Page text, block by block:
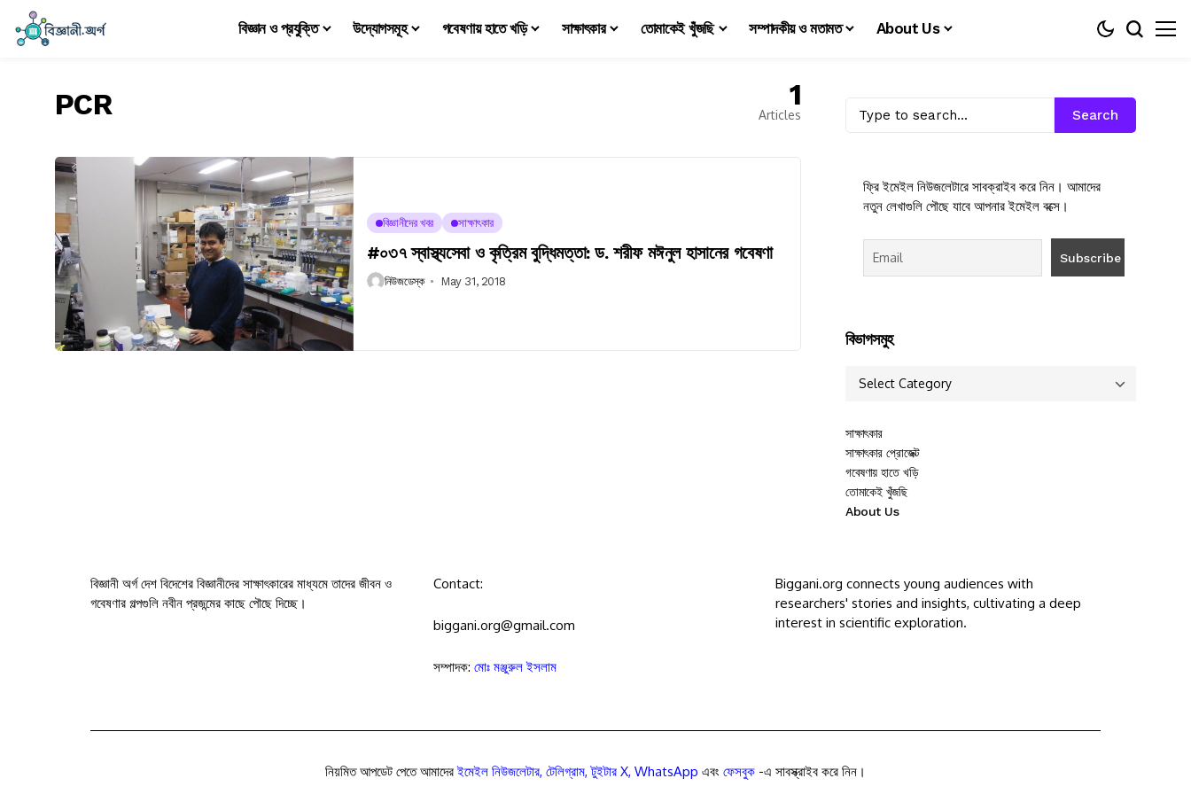
বিজ্ঞান ও প্রযুক্তি উদ্যোগসমূহ গবেষণায় হাতে খড়ি সাক্ষাৎকার তোমাকেই খুঁজছি সম্পাদকীয় ও মতামত About Us
PCR 1
Articles
বিজ্ঞানীদের খবর সাক্ষাৎকার
#০৩৭ স্বাস্থ্যসেবা ও কৃত্রিম বুদ্ধিমত্তা: ড. শরীফ মঈনুল হাসানের গবেষণা
নিউজডেস্ক May 31, 2018
Search
ফ্রি ইমেইল নিউজলেটারে সাবক্রাইব করে নিন। আমাদের
নতুন লেখাগুলি পৌছে যাবে আপনার ইমেইল বক্সে।
বিভাগসমুহ
সাক্ষাৎকার
সাক্ষাৎকার প্রোজেক্ট
গবেষণায় হাতে খড়ি
তোমাকেই খুঁজছি
About Us
বিজ্ঞানী অর্গ দেশ বিদেশের বিজ্ঞানীদের সাক্ষাৎকারের মাধ্যমে তাদের জীবন ও
গবেষণার গল্পগুলি নবীন প্রজন্মের কাছে পৌছে দিচ্ছে।
Contact:
biggani.org@gmail.com
সম্পাদক: মোঃ মঞ্জুরুল ইসলাম
Biggani.org connects young audiences with
researchers' stories and insights, cultivating a deep
interest in scientific exploration.
নিয়মিত আপডেট পেতে আমাদেরইমেইল নিউজলেটার, টেলিগ্রাম,টুইটার X, WhatsApp এবং ফেসবুক -এ সাবস্ক্রাইব করে নিন।